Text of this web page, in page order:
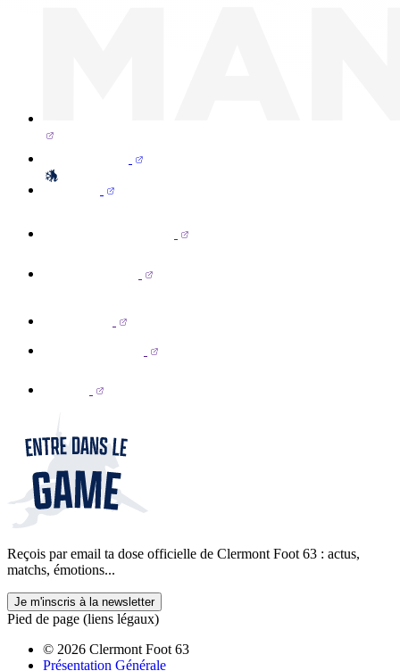
Reçois par email ta dose officielle de Clermont Foot 63 : actus,
matchs, émotions...
Je m'inscris à la newsletter
Pied de page (liens légaux)
© 2026 Clermont Foot 63
Présentation Générale